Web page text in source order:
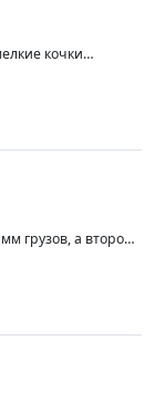
кочки
грузов, а второй